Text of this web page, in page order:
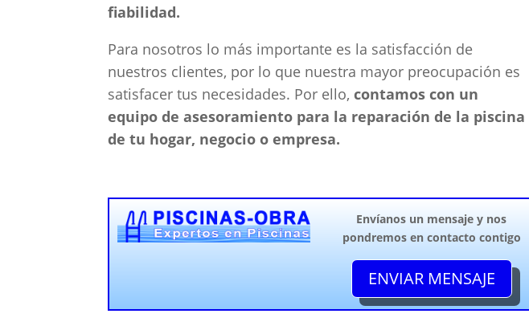
fiabilidad.
Para nosotros lo más importante es la satisfacción de
nuestros clientes, por lo que nuestra mayor preocupación es
satisfacer tus necesidades. Por ello,contamos con un
equipo de asesoramiento para la reparación de la piscina
de tu hogar, negocio o empresa.
Envíanos un mensaje y nos
pondremos en contacto contigo
ENVIAR MENSAJE